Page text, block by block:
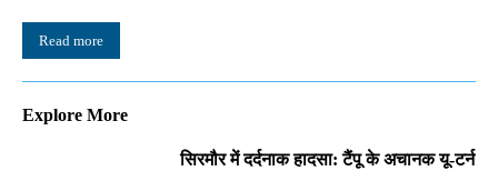
Read more
Explore More
सिरमौर में दर्दनाक हादसा: टैंपू के अचानक यू-टर्न